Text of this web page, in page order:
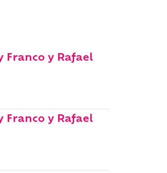
Franco y Rafael
Franco y Rafael